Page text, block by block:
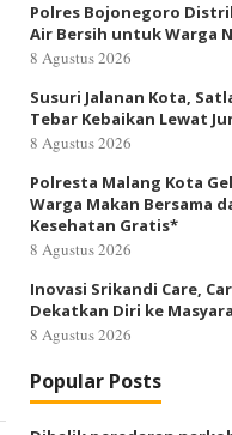
Polres Bojonegoro
Air Bersih untuk Warga
8 Agustus 2026
Susuri Jalanan Kota,
Tebar Kebaikan Lewat
8 Agustus 2026
Polresta Malang Kota
Warga Makan Bersama
Kesehatan Gratis*
8 Agustus 2026
Inovasi Srikandi Care,
Dekatkan Diri ke
8 Agustus 2026
Popular Posts